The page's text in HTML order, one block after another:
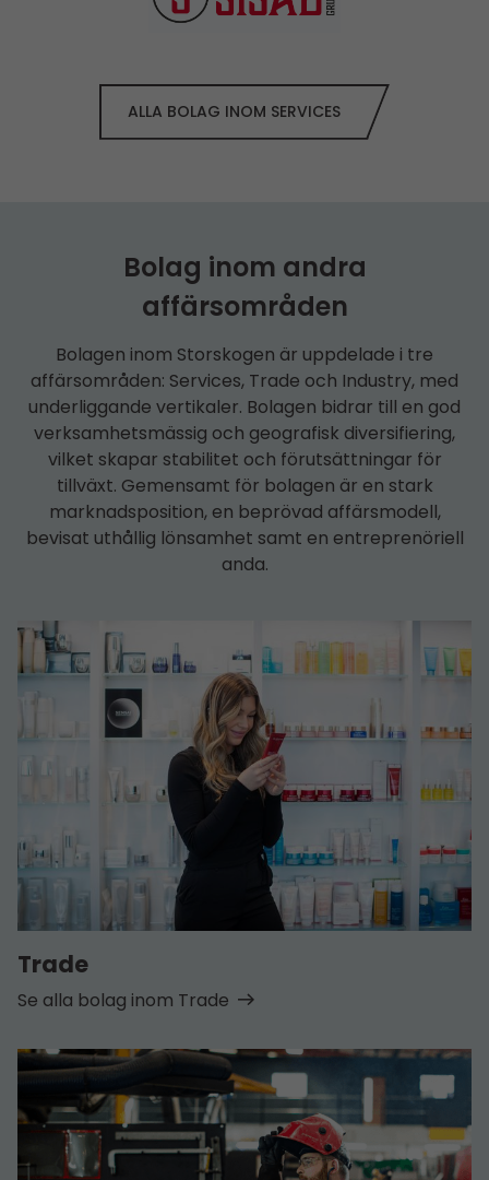
ALLA BOLAG INOM SERVICES
Bolag inom andra
affärsområden
Bolagen inom Storskogen är uppdelade i tre
affärsområden: Services, Trade och Industry, med
underliggande vertikaler. Bolagen bidrar till en god
verksamhetsmässig och geografisk diversifiering,
vilket skapar stabilitet och förutsättningar för
tillväxt. Gemensamt för bolagen är en stark
marknadsposition, en beprövad affärsmodell,
bevisat uthållig lönsamhet samt en entreprenöriell
anda.
Trade
Se alla bolag inom Trade